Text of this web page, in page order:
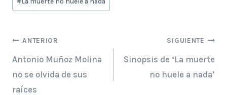
de
entrada:
Navegación
de
entradas
ANTERIOR
Antonio Muñoz Molina
no se olvida de sus
raíces
SIGUIENTE
Sinopsis de ‘La muerte
no huele a nada’